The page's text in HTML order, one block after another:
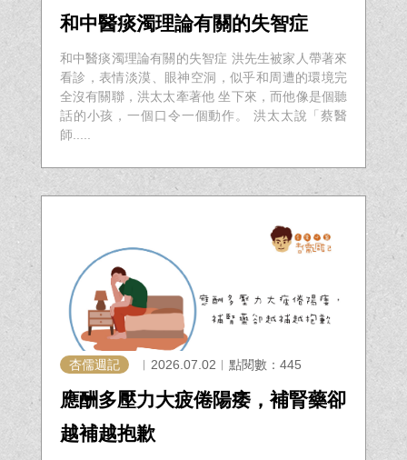
和中醫痰濁理論有關的失智症
和中醫痰濁理論有關的失智症 洪先生被家人帶著來
看診，表情淡漠、眼神空洞，似乎和周遭的環境完
全沒有關聯，洪太太牽著他 坐下來，而他像是個聽
話的小孩，一個口令一個動作。 洪太太說「蔡醫
師.....
杏儒週記 ︱2026.07.02︱點閱數：445
應酬多壓力大疲倦陽痿，補腎藥卻
越補越抱歉